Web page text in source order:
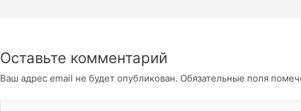
Оставьте комментарий
Ваш адрес email не будет опубликован. Обязательные поля